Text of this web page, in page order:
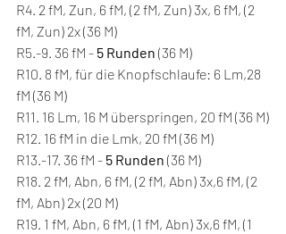
R4. 2 fM, Zun, 6 fM, (2 fM, Zun) 3x, 6 fM, (2
fM, Zun) 2x (36 M)
R5.-9. 36 fM - 5 Runden (36 M)
R10. 8 fM, für die Knopfschlaufe: 6 Lm,28
fM (36 M)
R11. 16 Lm, 16 M überspringen, 20 fM (36 M)
R12. 16 fM in die Lmk, 20 fM (36 M)
R13.-17. 36 fM - 5 Runden (36 M)
R18. 2 fM, Abn, 6 fM, (2 fM, Abn) 3x,6 fM, (2
fM, Abn) 2x (20 M)
R19. 1 fM, Abn, 6 fM, (1 fM, Abn) 3x,6 fM, (1